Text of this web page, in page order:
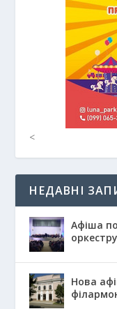
<
НЕДАВНІ
Афіша
оркестру
Нова